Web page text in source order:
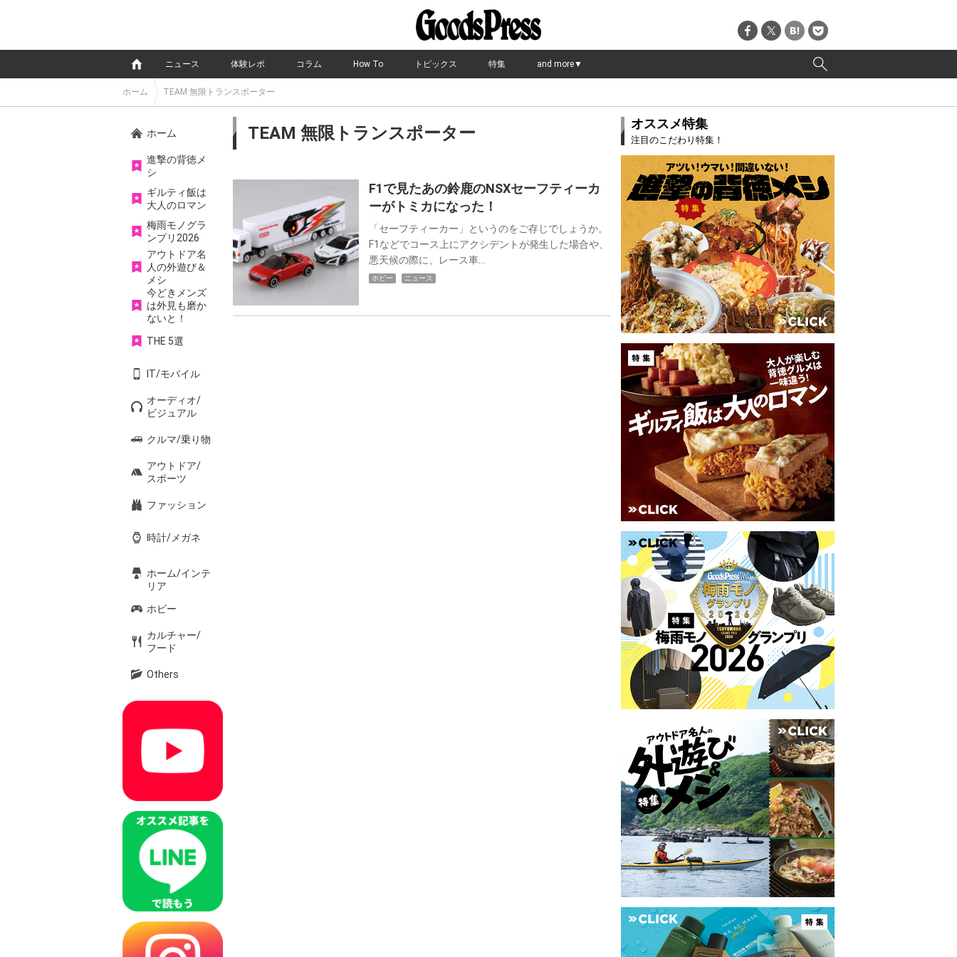
ニュース 体験レポ コラム How To トピックス 特集 and more▼
ホーム TEAM 無限トランスポーター
ホーム
進撃の背徳メ
シ
ギルティ飯は
大人のロマン
梅雨モノグラ
ンプリ2026
アウトドア名
人の外遊び＆
メシ
今どきメンズ
は外見も磨か
ないと！
THE 5選
IT/モバイル
オーディオ/
ビジュアル
クルマ/乗り物
アウトドア/
スポーツ
ファッション
時計/メガネ
ホーム/インテ
リア
ホビー
カルチャー/
フード
Others
TEAM 無限トランスポーター
F1で見たあの鈴鹿のNSXセーフティーカ
ーがトミカになった！
「セーフティーカー」というのをご存じでしょうか。
F1などでコース上にアクシデントが発生した場合や、
悪天候の際に、レース車…
ホビー ニュース
オススメ特集
注目のこだわり特集！